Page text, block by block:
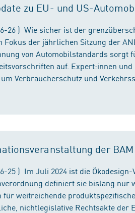
zu EU- und US-
26 ) Wie sicher ist der
Fokus der jährlichen Sitzung der
von Automobilstandards sorgt
auf. Expert:innen
Verbraucherschutz und
der
25 ) Im Juli 2024 ist die
definiert sie bislang nur
für weitreichende
nichtlegislative Rechtsakte der